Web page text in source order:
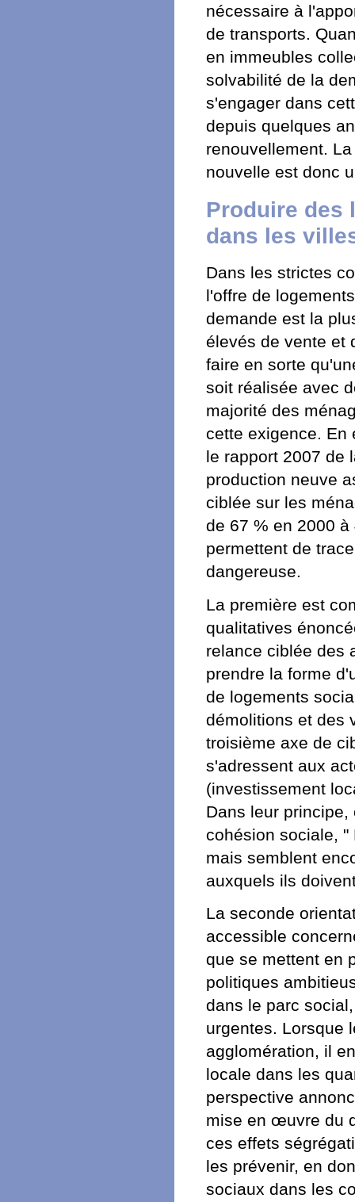
nécessaire à
de transports.
en immeubles
solvabilité de la
s'engager dans
depuis quelques
renouvellement.
nouvelle est donc
Produire des
dans les
Dans les strictes
l'offre de
demande est la
élevés de vente et
faire en sorte
soit réalisée avec
majorité des
cette exigence. En
le rapport 2007 de
production neuve
ciblée sur les
de 67 % en 2000
permettent de
dangereuse.
La première est
qualitatives
relance ciblée des
prendre la forme
de logements
démolitions et des
troisième axe de
s'adressent aux
(investissement
Dans leur
cohésion sociale,
mais semblent
auxquels ils
La seconde
accessible
que se mettent en
politiques
dans le parc
urgentes. Lorsque
agglomération, il
locale dans les
perspective
mise en œuvre du
ces effets
les prévenir, en
sociaux dans les